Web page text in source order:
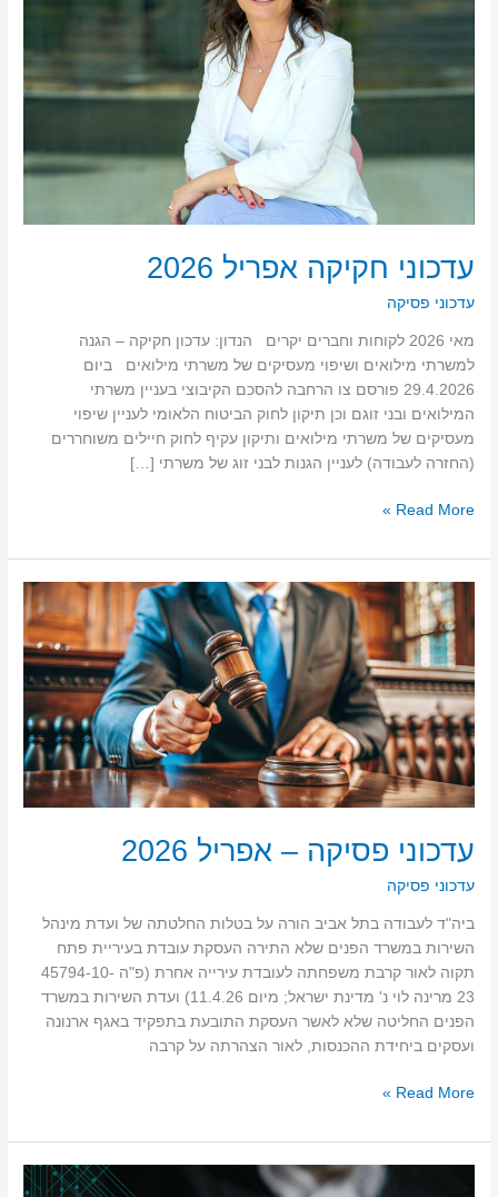
עדכוני חקיקה אפריל 2026
עדכוני פסיקה
מאי 2026 לקוחות וחברים יקרים הנדון: עדכון חקיקה – הגנה
למשרתי מילואים ושיפוי מעסיקים של משרתי מילואים ביום
29.4.2026 פורסם צו הרחבה להסכם הקיבוצי בעניין משרתי
המילואים ובני זוגם וכן תיקון לחוק הביטוח הלאומי לעניין שיפוי
מעסיקים של משרתי מילואים ותיקון עקיף לחוק חיילים משוחררים
(החזרה לעבודה) לעניין הגנות לבני זוג של משרתי […]
Read More »
עדכוני פסיקה – אפריל 2026
עדכוני פסיקה
ביה"ד לעבודה בתל אביב הורה על בטלות החלטתה של ועדת מינהל
השירות במשרד הפנים שלא התירה העסקת עובדת בעיריית פתח
תקוה לאור קרבת משפחתה לעובדת עירייה אחרת (פ"ה 45794-10-
23 מרינה לוי נ' מדינת ישראל; מיום 11.4.26) ועדת השירות במשרד
הפנים החליטה שלא לאשר העסקת התובעת בתפקיד באגף ארנונה
ועסקים ביחידת ההכנסות, לאור הצהרתה על קרבה
עדכוני
פסיקה
אפריל
2026
Read More »